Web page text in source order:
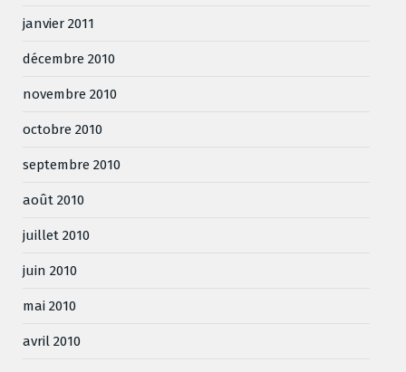
janvier 2011
décembre 2010
novembre 2010
octobre 2010
septembre 2010
août 2010
juillet 2010
juin 2010
mai 2010
avril 2010